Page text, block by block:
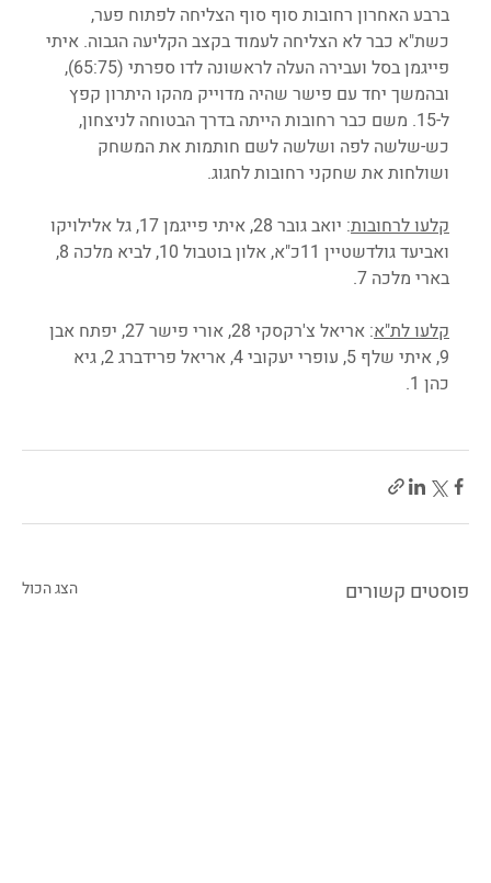
ברבע האחרון רחובות סוף סוף הצליחה לפתוח פער,
כשת"א כבר לא הצליחה לעמוד בקצב הקליעה הגבוה. איתי
פייגמן בסל ועבירה העלה לראשונה לדו ספרתי (65:75),
ובהמשך יחד עם פישר שהיה מדוייק מהקו היתרון קפץ
ל-15. משם כבר רחובות הייתה בדרך הבטוחה לניצחון,
כש-שלשה לפה ושלשה לשם חותמות את המשחק
ושולחות את שחקני רחובות לחגוג.
קלעו לרחובות
: יואב גובר 28, איתי פייגמן 17, גל אלילויקו
ואביעד גולדשטיין 11כ"א, אלון בוטבול 10, לביא מלכה 8,
בארי מלכה 7.
קלעו לת"א
: אריאל צ'רקסקי 28, אורי פישר 27, יפתח אבן
9, איתי שלף 5, עופרי יעקובי 4, אריאל פרידברג 2, גיא
כהן 1.
פוסטים קשורים הצג הכול